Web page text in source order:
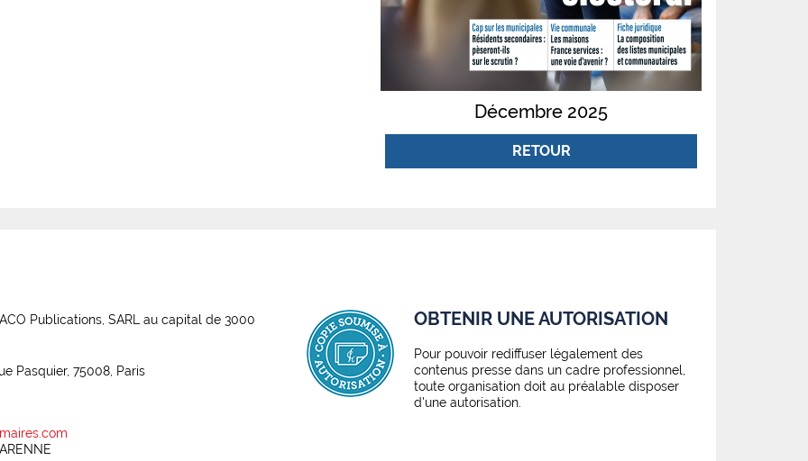
Décembre 2025
RETOUR
Publications, SARL au capital de 3000
Pasquier, 75008, Paris
OBTENIR UNE AUTORISATION
Pour pouvoir rediffuser légalement des
contenus presse dans un cadre professionnel,
toute organisation doit au préalable disposer
d'une autorisation.